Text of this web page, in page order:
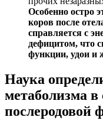
Особенно остро
коров после
справляется с
дефицитом, что
функции, удои и
Наука
метаболизма в
послеродовой